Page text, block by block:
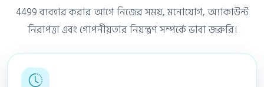
4499 ব্যবহার করার আগে নিজের সময়, মনোযোগ, অ্যাকাউন্ট
নিরাপত্তা এবং গোপনীয়তার নিয়ন্ত্রণ সম্পর্কে ভাবা জরুরি।